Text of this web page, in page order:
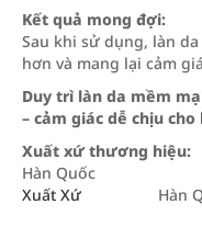
Kết quả mong đợi:
Sau khi sử dụng, làn
hơn và mang lại cảm
Duy trì làn da mềm
– cảm giác dễ chịu
Xuất xứ thương hiệu:
Hàn Quốc
Xuất Xứ
Hàn